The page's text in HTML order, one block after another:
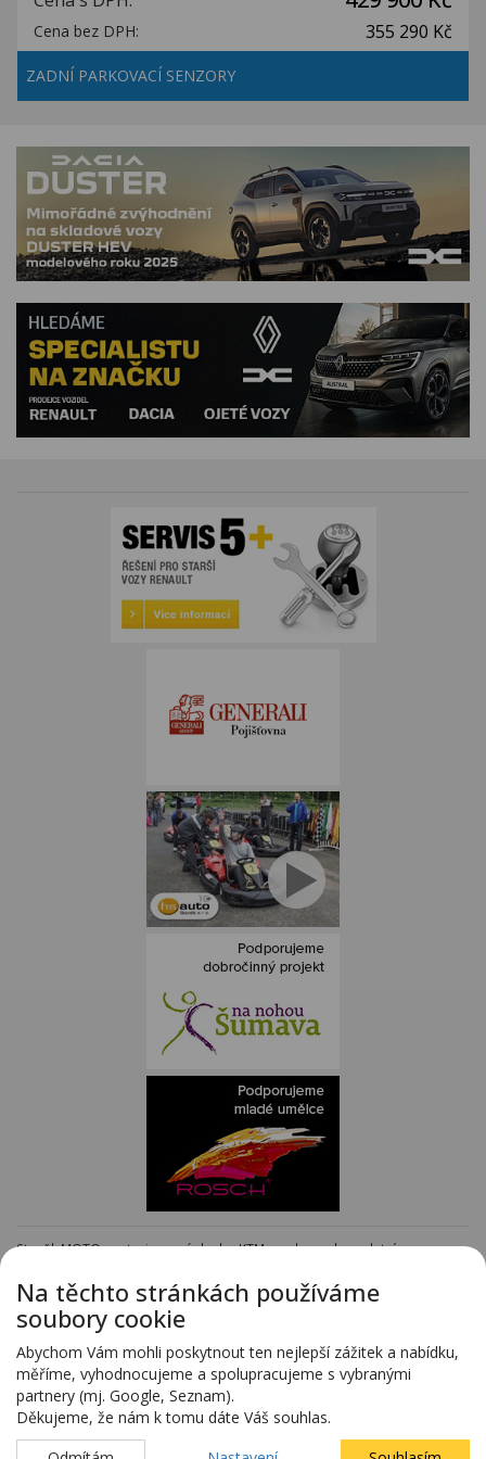
Cena bez DPH: 355 290 Kč
ZADNÍ PARKOVACÍ SENZORY
Staněk MOTO - autorizovaný dealer KTM - e-shop s kompletním
Předváděcí vozy - kompletní nabídka na specializovaných stránkách
www.predvadeci-vozy.cz
Vozy 4x4 a vozy SUV - kompletní nabídka na specializovaných stránkách
www.4x4-suv.cz
Firma HS Auto Staněk s.r.o. si vyhrazuje právo změny vyplývající z chyby
zadání.
Na těchto stránkách používáme
soubory cookie
Abychom Vám mohli poskytnout ten nejlepší zážitek a nabídku,
měříme, vyhodnocujeme a spolupracujeme s vybranými
partnery (mj. Google, Seznam).
Děkujeme, že nám k tomu dáte Váš souhlas.